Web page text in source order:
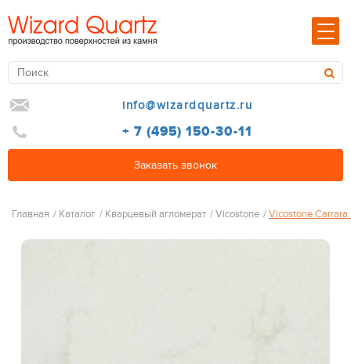
info@wizardquartz.ru
+ 7 (495) 150-30-11
Заказать звонок
Главная / Каталог / Кварцевый агломерат /Vicostone /Vicostone